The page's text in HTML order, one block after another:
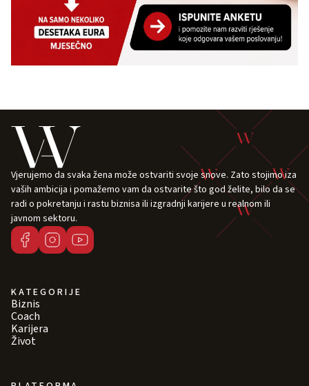
Vjerujemo da svaka žena može ostvariti svoje snove. Zato stojimo iza
vaših ambicija i pomažemo vam da ostvarite što god želite, bilo da se
radi o pokretanju i rastu biznisa ili izgradnji karijere u realnom ili
javnom sektoru.
KATEGORIJE
Biznis
Coach
Karijera
Život